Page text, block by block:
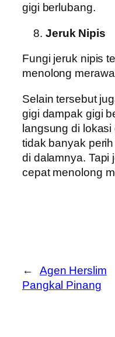
gigi berlubang.
Jeruk Nipis
Fungi jeruk nipis
menolong
Selain tersebut
gigi dampak gigi
langsung di
tidak banyak
di dalamnya. Tapi
cepat menolong
←
Agen Herslim
Pangkal Pinang